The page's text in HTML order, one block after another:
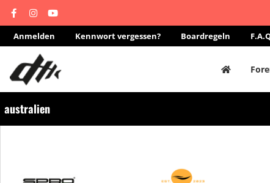
Anmelden Kennwort vergessen? Boardregeln
australien